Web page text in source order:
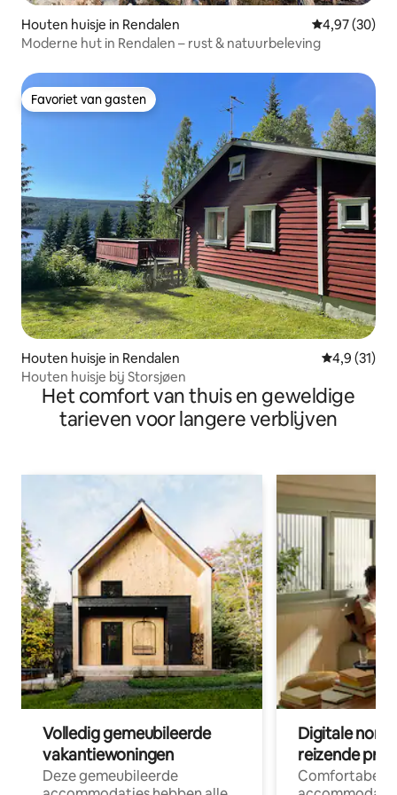
Houten huisje in Rendalen Gemiddelde
4,97 (30)
Moderne hut in Rendalen – rust & natuurbeleving
Favoriet van gasten
Favoriet van gasten
Houten huisje in Rendalen
4,9 (31)
Houten huisje bij Storsjøen
Het comfort van thuis en geweldige
tarieven voor langere verblijven
Volledig gemeubileerde
vakantiewoningen
Deze gemeubileerde
Digitale
reizende
Comfortabele